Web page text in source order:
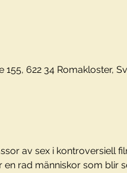
622 34 Romakloster,
av sex i kontroversiell
rad människor som blir